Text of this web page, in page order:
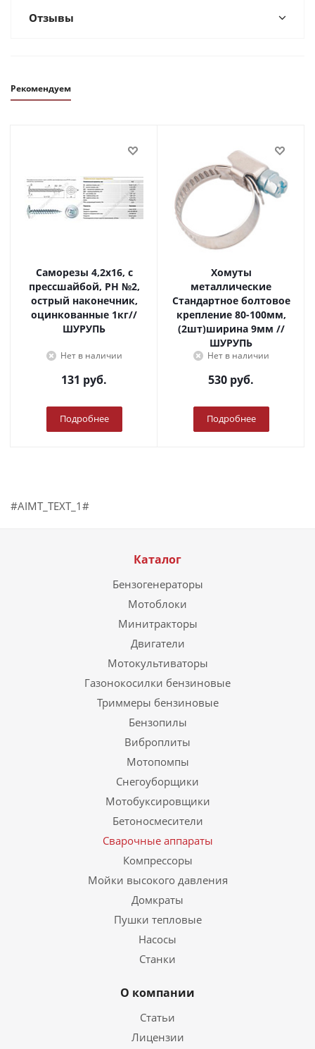
Отзывы
Рекомендуем
Саморезы 4,2х16, с
прессшайбой, PH №2,
острый наконечник,
оцинкованные 1кг//
ШУРУПЬ
Нет в наличии
131 руб.
Подробнее
Хомуты
металлические
Стандартное болтовое
крепление 80-100мм,
(2шт)ширина 9мм //
ШУРУПЬ
Нет в наличии
530 руб.
Подробнее
#AIMT_TEXT_1#
Каталог
Бензогенераторы
Мотоблоки
Минитракторы
Двигатели
Мотокультиваторы
Газонокосилки бензиновые
Триммеры бензиновые
Бензопилы
Виброплиты
Мотопомпы
Снегоуборщики
Мотобуксировщики
Бетоносмесители
Сварочные аппараты
Компрессоры
Мойки высокого давления
Домкраты
Пушки тепловые
Насосы
Станки
О компании
Статьи
Лицензии